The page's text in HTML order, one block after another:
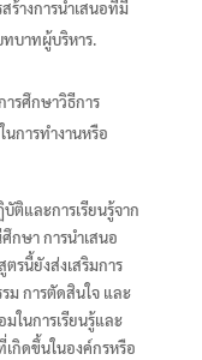
ร้างการนำเสนอที่มี
บาทผู้บริหาร.
ารศึกษาวิธีการ
นการทำงานหรือ
ติและการเรียนรู้จาก
กษา การนำเสนอ
รนี้ยังส่งเสริมการ
ม การตัดสินใจ และ
ในการเรียนรู้และ
กิดขึ้นในองค์กรหรือ